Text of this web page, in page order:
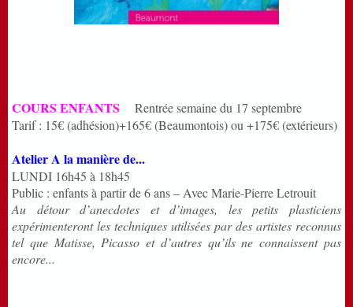
COURS ENFANTS
Rentrée semaine du 17 septembre
Tarif : 15€ (adhésion)+165€ (Beaumontois) ou +175€ (extérieurs)
Atelier A la manière de...
LUNDI 16h45 à 18h45
Public : enfants à partir de 6 ans – Avec Marie-Pierre Letrouit
Au détour d’anecdotes et d’images, les petits plasticiens
expérimenteront les techniques utilisées par des artistes reconnus
tel que Matisse, Picasso et d’autres qu’ils ne connaissent pas
encore...